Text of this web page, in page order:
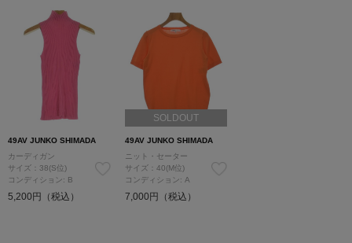
49AV JUNKO SHIMADA
カーディガン
サイズ：38(S位)
コンディション: B
5,200円（税込）
SOLDOUT
49AV JUNKO SHIMADA
ニット・セーター
サイズ：40(M位)
コンディション: A
7,000円（税込）